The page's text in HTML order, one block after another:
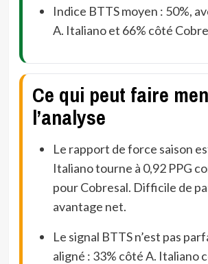
Indice BTTS moyen : 50%,
A. Italiano et 66% côté
Ce qui peut faire
l’analyse
Le rapport de force saison
Italiano tourne à 0,92 PPG
pour Cobresal. Difficile de
avantage net.
Le signal BTTS n’est pas
aligné : 33% côté A. Italiano